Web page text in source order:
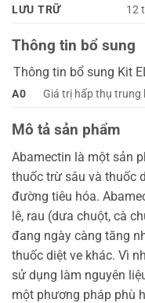
LƯU TRỮ
12
Thông tin bổ sung
Thông tin bổ sung Kit
A0 Giá trị hấp thụ trung
Mô tả sản phẩm
Abamectin là một sản
thuốc trừ sâu và thuốc
đường tiêu hóa.
lê, rau (dưa chuột, cà
đang ngày càng tăng
thuốc diệt ve khác. Vì
sử dụng làm nguyên
một phương pháp phù